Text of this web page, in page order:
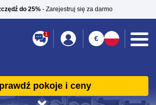
do 25%- Zarejestruj się za darmo
1
€
pokoje i ceny